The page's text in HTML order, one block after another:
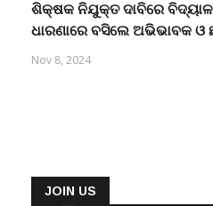
ଶିକ୍ଷକ ନିଯୁକ୍ତ ଦାବିରେ
ଧାରଣାରେ ବସିଲେ ଅଭିଭାବକ ଓ
Nov 8, 2024
JOIN US